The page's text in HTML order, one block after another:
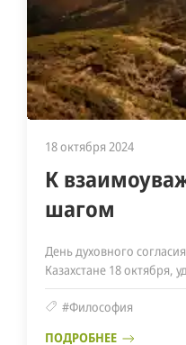
18 октября 2024
К
шагом
День духовного
Казахстане 18 октября,
#Философия
ПОДРОБНЕЕ